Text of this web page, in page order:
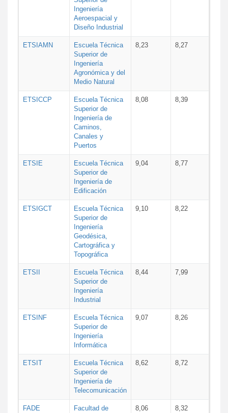
Ingeniería
Aeroespacial y
Diseño Industrial
ETSIAMN
Escuela Técnica
Superior de
Ingeniería
Agronómica y del
Medio Natural
8,23 8,27
ETSICCP
Escuela Técnica
Superior de
Ingeniería de
Caminos,
Canales y
Puertos
8,08 8,39
ETSIE
Escuela Técnica
Superior de
Ingeniería de
Edificación
9,04 8,77
ETSIGCT
Escuela Técnica
Superior de
Ingeniería
Geodésica,
Cartográfica y
Topográfica
9,10 8,22
ETSII
Escuela Técnica
Superior de
Ingeniería
Industrial
8,44 7,99
ETSINF
Escuela Técnica
Superior de
Ingeniería
Informática
9,07 8,26
ETSIT
Escuela Técnica
Superior de
Ingeniería de
Telecomunicación
8,62 8,72
FADE
Facultad de
8,06 8,32